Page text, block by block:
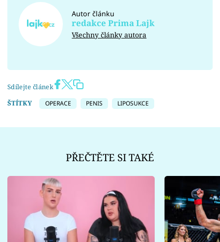
Autor článku
redakce Prima Lajk
Všechny články autora
Sdílejte článek
ŠTÍTKY
OPERACE PENIS LIPOSUKCE
PŘEČTĚTE SI TAKÉ